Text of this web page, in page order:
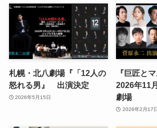
札幌・北八劇場『「12人の
怒れる男』 出演決定
2026年5月15日
『巨匠と
2026年11
劇場
2026年2月17日